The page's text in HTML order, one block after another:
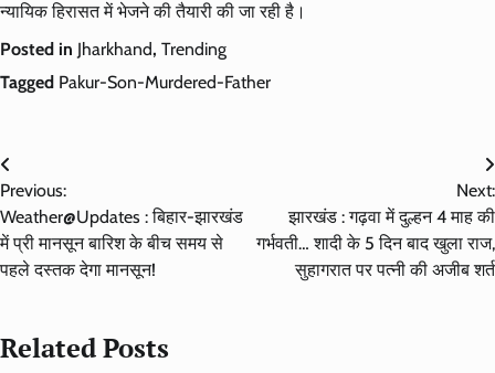
न्यायिक हिरासत में भेजने की तैयारी की जा रही है।
Posted in Jharkhand, Trending
Tagged Pakur-Son-Murdered-Father
Post
navigation
Previous:
Weather@Updates : बिहार-झारखंड
में प्री मानसून बारिश के बीच समय से
पहले दस्तक देगा मानसून!
Next:
झारखंड : गढ़वा में दुल्हन 4 माह की
गर्भवती… शादी के 5 दिन बाद खुला राज,
सुहागरात पर पत्नी की अजीब शर्त
Related Posts